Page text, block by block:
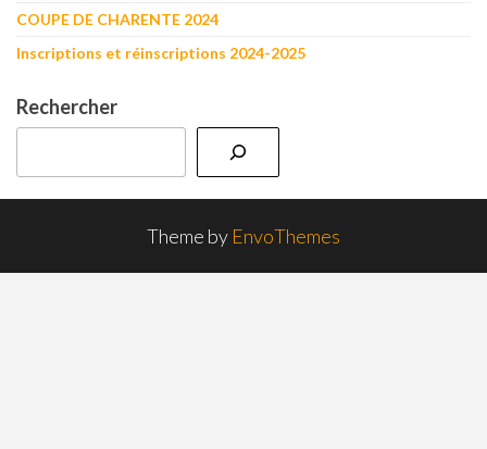
COUPE DE CHARENTE 2024
Inscriptions et réinscriptions 2024-2025
Rechercher
Theme by EnvoThemes